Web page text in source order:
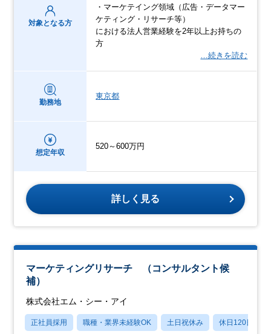
対象となる方
・マーケテイング領域（広告・データマー
ケティング・リサーチ等）
における法人営業経験を2年以上お持ちの
方
…続きを読む
勤務地
東京都
想定年収
520～600万円
詳しく見る
マーケティングリサーチ （コンサルタント候
補）
株式会社エム・シー・アイ
正社員採用 職種・業界未経験OK 土日祝休み 休日120日以上